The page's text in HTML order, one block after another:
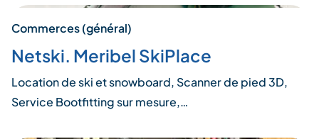
Commerces (général)
Netski. Meribel SkiPlace
Location de ski et snowboard, Scanner de pied 3D,
Service Bootfitting sur mesure,…